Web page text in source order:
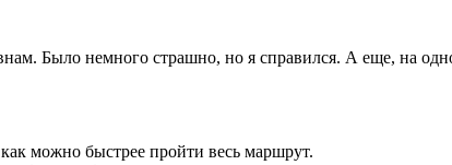
Было немного страшно, но я справился. А еще, на
можно быстрее пройти весь маршрут.